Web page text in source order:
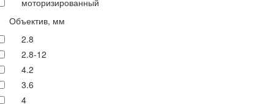
моторизированный
Объектив, мм
2.8
2.8-12
4.2
3.6
4